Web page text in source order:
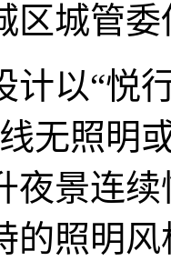
区城管委
以“悦行
无照明
夜景连
的照明